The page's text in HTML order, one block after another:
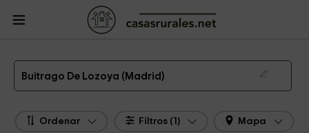
Casas Rurales
Apartamentos Buitrago De Lozoya
Apartamentos de alquiler en Buitrago De Lozoya
Buitrago De Lozoya (Madrid)
Ordenar Filtros (1) Mapa